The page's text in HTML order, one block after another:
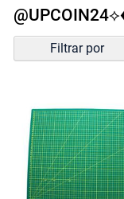
Filtrar por